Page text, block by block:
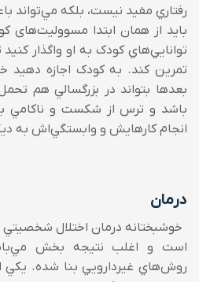
رفتاري مفيد نيست، بلكه مي‌‌تواند
بايد از همان ابتدا مسووليت‌های
توانايي‌هاي کودک به او واگذار کنيد
تمرين كند. به کودک اجازه‌
بعدها بتواند در بزرگسالي هم
باشد و ترس از شکست و ناکامي
انجام کارهايش و وابستگي‌اش به
درمان
خوشبختانه درمان اختلال شخصيتي
است و اغلب نتيجه بخش
روش‌هاي غيردارويي بنا شده. يکي